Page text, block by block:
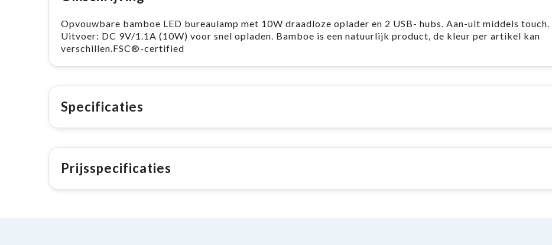
Opvouwbare bamboe LED bureaulamp met 10W draadloze oplader en 2 USB- hubs. Aan-uit middels touch.
Uitvoer: DC 9V/1.1A (10W) voor snel opladen. Bamboe is een natuurlijk product, de kleur per artikel kan
verschillen.FSC®-certified
Specificaties
Prijsspecificaties